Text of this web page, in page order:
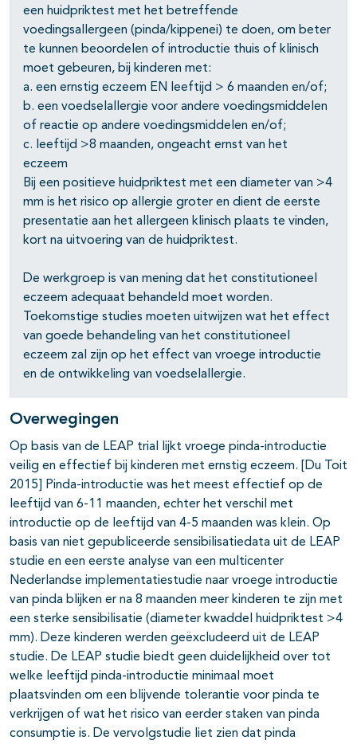
een huidpriktest met het betreffende
voedingsallergeen (pinda/kippenei) te doen, om beter
te kunnen beoordelen of introductie thuis of klinisch
moet gebeuren, bij kinderen met:
a. een ernstig eczeem EN leeftijd > 6 maanden en/of;
b. een voedselallergie voor andere voedingsmiddelen
of reactie op andere voedingsmiddelen en/of;
c. leeftijd >8 maanden, ongeacht ernst van het
eczeem
Bij een positieve huidpriktest met een diameter van >4
mm is het risico op allergie groter en dient de eerste
presentatie aan het allergeen klinisch plaats te vinden,
kort na uitvoering van de huidpriktest.
De werkgroep is van mening dat het constitutioneel
eczeem adequaat behandeld moet worden.
Toekomstige studies moeten uitwijzen wat het effect
van goede behandeling van het constitutioneel
eczeem zal zijn op het effect van vroege introductie
en de ontwikkeling van voedselallergie.
Overwegingen
Op basis van de LEAP trial lijkt vroege pinda-introductie
veilig en effectief bij kinderen met ernstig eczeem. [Du Toit
2015] Pinda-introductie was het meest effectief op de
leeftijd van 6-11 maanden, echter het verschil met
introductie op de leeftijd van 4-5 maanden was klein. Op
basis van niet gepubliceerde sensibilisatiedata uit de LEAP
studie en een eerste analyse van een multicenter
Nederlandse implementatiestudie naar vroege introductie
van pinda blijken er na 8 maanden meer kinderen te zijn met
een sterke sensibilisatie (diameter kwaddel huidpriktest >4
mm). Deze kinderen werden geëxcludeerd uit de LEAP
studie. De LEAP studie biedt geen duidelijkheid over tot
welke leeftijd pinda-introductie minimaal moet
plaatsvinden om een blijvende tolerantie voor pinda te
verkrijgen of wat het risico van eerder staken van pinda
consumptie is. De vervolgstudie liet zien dat pinda